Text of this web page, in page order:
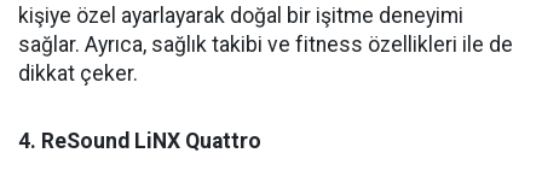
kişiye özel ayarlayarak doğal bir işitme deneyimi
sağlar. Ayrıca, sağlık takibi ve fitness özellikleri ile de
dikkat çeker.
4. ReSound LiNX Quattro